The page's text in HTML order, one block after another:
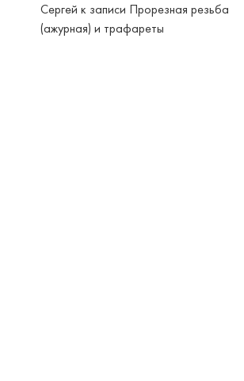
Сергей к записи Прорезная резьба
(ажурная) и трафареты